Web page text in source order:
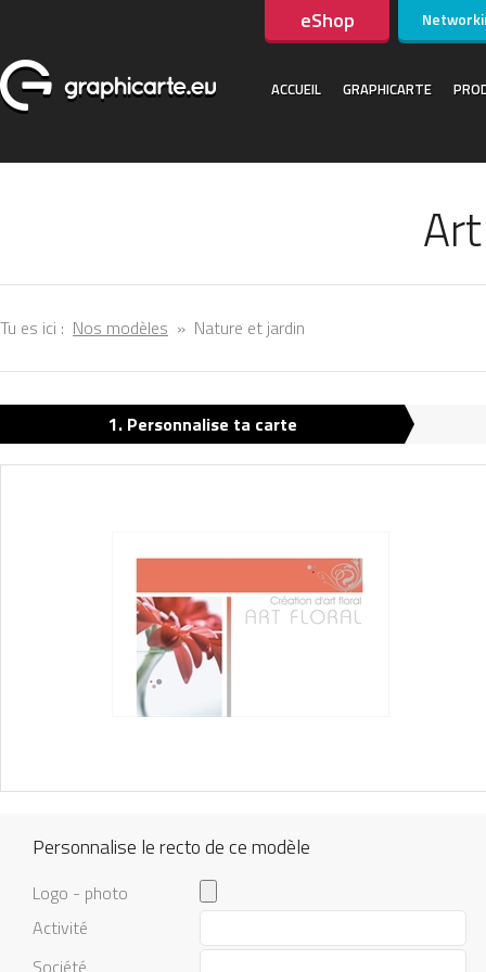
eShop
ACCUEIL GRAPHICARTE
Tu es ici : Nos modèles » Nature et jardin
1. Personnalise ta carte
Personnalise le recto de ce modèle
Logo - photo
Activité
Société